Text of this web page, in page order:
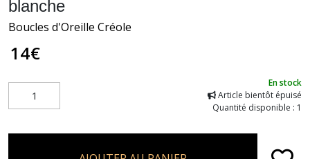
blanche
Boucles d'Oreille Créole
14€
En stock
Article bientôt épuisé
Quantité disponible : 1